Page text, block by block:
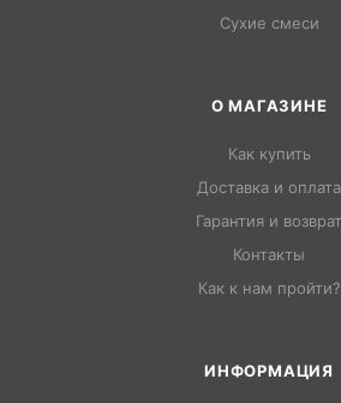
Сухие смеси
О МАГАЗИНЕ
Как купить
Доставка и оплата
Гарантия и возврат
Контакты
Как к нам пройти?
ИНФОРМАЦИЯ